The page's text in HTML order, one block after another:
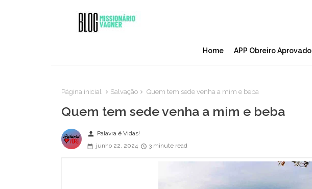
Home APP Obreiro Aprovado
Página inicial Salvação Quem tem sede venha a mim e beba
Quem tem sede venha a mim e beba
person Palavra é Vidas!
junho 22, 2024
3 minute read